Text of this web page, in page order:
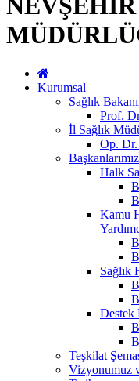
Kurumsal
Sağlık
Prof.
İl Sağlık
Op.
Başkanlarımız
Halk
Kamu
Sağlık
Destek
Teşkilat
Vizyonumuz